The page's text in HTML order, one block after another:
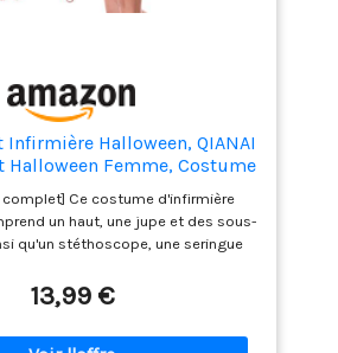
Halloween, QIANAI
Halloween Femme, Costume
Infirmière Set, Déguisement
pour Carnaval, Cosplay,
Mascarade, Fête
complet] Ce costume d'infirmière
un haut, une jupe et des sous-
qu'un stéthoscope, une seringue
💗[Matériaux de haute qualité]
infirmière Halloween est
un tissu doux et lisse, et son
13,99 €